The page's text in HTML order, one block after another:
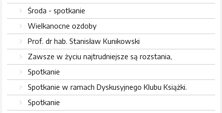
Środa - spotkanie
Wielkanocne ozdoby
Prof. dr hab. Stanisław Kunikowski
Zawsze w życiu najtrudniejsze są rozstania,
Spotkanie
Spotkanie w ramach Dyskusyjnego Klubu Książki.
Spotkanie